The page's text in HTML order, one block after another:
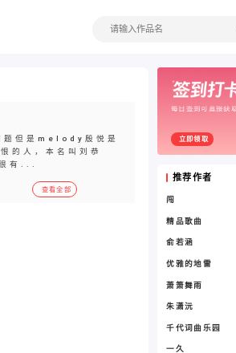
题但是melody殷悦是
的人，本名叫刘恭
有...
查看全部
每日签到可直接获
立即领取
推荐作者
闯
精品歌曲
俞若涵
优雅的地雷
萧箫舞雨
朱潇沅
千代词曲乐园
一久